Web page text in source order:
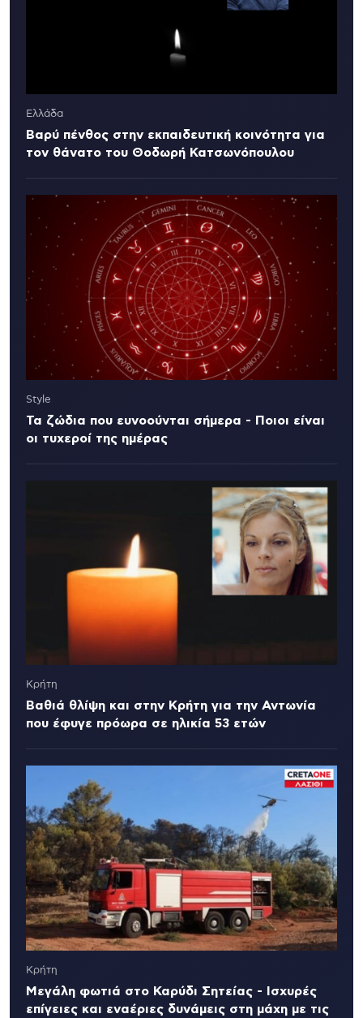
Ελλάδα
Βαρύ πένθος στην εκπαιδευτική κοινότητα για
τον θάνατο του Θοδωρή Κατσωνόπουλου
Style
Τα ζώδια που ευνοούνται σήμερα - Ποιοι είναι
οι τυχεροί της ημέρας
Κρήτη
Βαθιά θλίψη και στην Κρήτη για την Αντωνία
που έφυγε πρόωρα σε ηλικία 53 ετών
Κρήτη
Μεγάλη φωτιά στο Καρύδι Σητείας - Ισχυρές
επίγειες και εναέριες δυνάμεις στη μάχη με τις